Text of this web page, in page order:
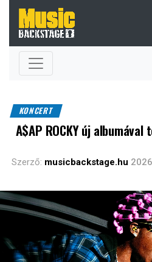
KONCERT
A$AP ROCKY új
Szerző: musicbackstage.hu